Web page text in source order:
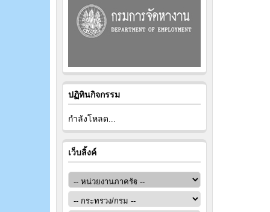
ปฏิทินกิจกรรม
กำลังโหลด...
เว็บลิ้งค์